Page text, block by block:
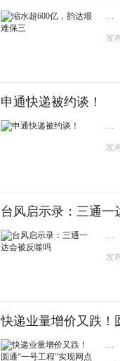
...
发
申通快递被约谈！
...
发
台风启示录：三通一
...
发
快递业量增价又跌！
...